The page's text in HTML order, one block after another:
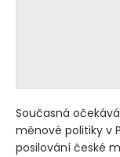
Současná
měnové politiky v
posilování české